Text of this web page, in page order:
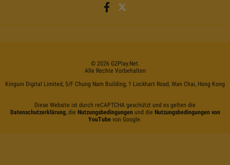
© 2026 G2Play.net.
Alle Rechte Vorbehalten
Kinguin Digital Limited, 5/F Chung Nam Building, 1 Lockhart Road, Wan Chai, Hong Kong
Diese Website ist durch reCAPTCHA geschützt und es gelten die
Datenschutzerklärung, die Nutzungsbedingungenund die Nutzungsbedingungen von
YouTube von Google.